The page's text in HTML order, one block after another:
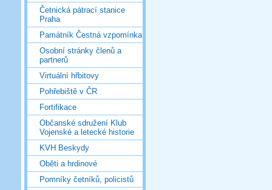
Četnická pátrací stanice
Praha
Památník Čestná vzpomínka
Osobní stránky členů a
partnerů
Virtuální hřbitovy
Pohřebiště v ČR
Fortifikace
Občanské sdružení Klub
Vojenské a letecké historie
KVH Beskydy
Oběti a hrdinové
Pomníky četníků, policistů